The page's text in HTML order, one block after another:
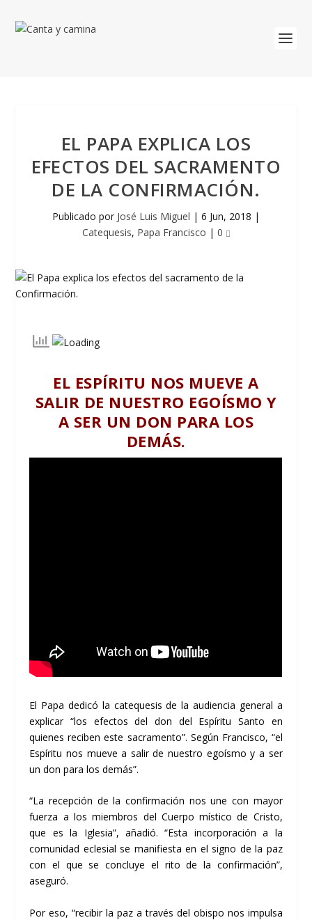
EL PAPA EXPLICA LOS
EFECTOS DEL SACRAMENTO
DE LA CONFIRMACIÓN.
Publicado por José Luis Miguel | 6 Jun, 2018 |
Catequesis, Papa Francisco | 0
EL ESPÍRITU NOS MUEVE A
SALIR DE NUESTRO EGOÍSMO Y
A SER UN DON PARA LOS
DEMÁS.
El Papa dedicó la catequesis de la audiencia general a
explicar “los efectos del don del Espíritu Santo en
quienes reciben este sacramento”. Según Francisco, “el
Espíritu nos mueve a salir de nuestro egoísmo y a ser
un don para los demás”.
“La recepción de la confirmación nos une con mayor
fuerza a los miembros del Cuerpo místico de Cristo,
que es la Iglesia”, añadió. “Esta incorporación a la
comunidad eclesial se manifiesta en el signo de la paz
con el que se concluye el rito de la confirmación”,
aseguró.
Por eso, “recibir la paz a través del obispo nos impulsa